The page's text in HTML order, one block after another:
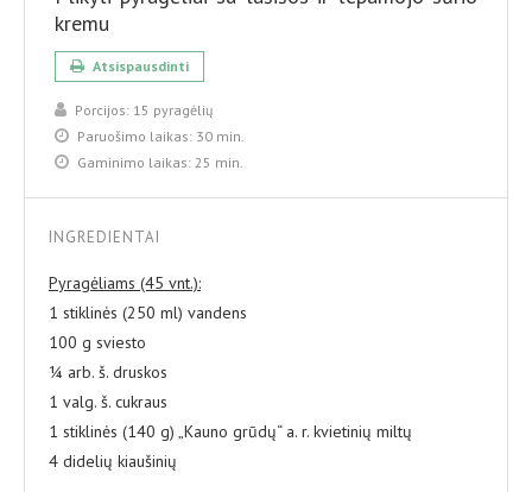
kremu
Atsispausdinti
Porcijos: 15 pyragėlių
Paruošimo laikas: 30 min.
Gaminimo laikas: 25 min.
INGREDIENTAI
Pyragėliams (45 vnt.):
1 stiklinės (250 ml) vandens
100 g sviesto
¼ arb. š. druskos
1 valg. š. cukraus
1 stiklinės (140 g) „Kauno grūdų“ a. r. kvietinių miltų
4 didelių kiaušinių